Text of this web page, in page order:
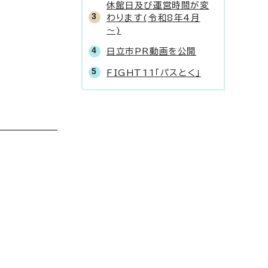
休館日及び運営時間が変
わります(令和8年4月
～)
日立市PR動画を公開
FIGHT11「パスとく」